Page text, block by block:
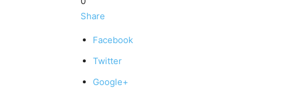
Share
Facebook
Twitter
Google+